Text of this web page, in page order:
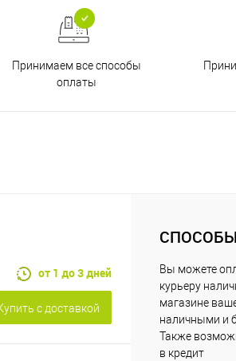
Принимаем все способы
оплаты
от 1 до 3 дней
c доставкой
Вы можете
курьеру
магазине
наличными и
Также
в кредит